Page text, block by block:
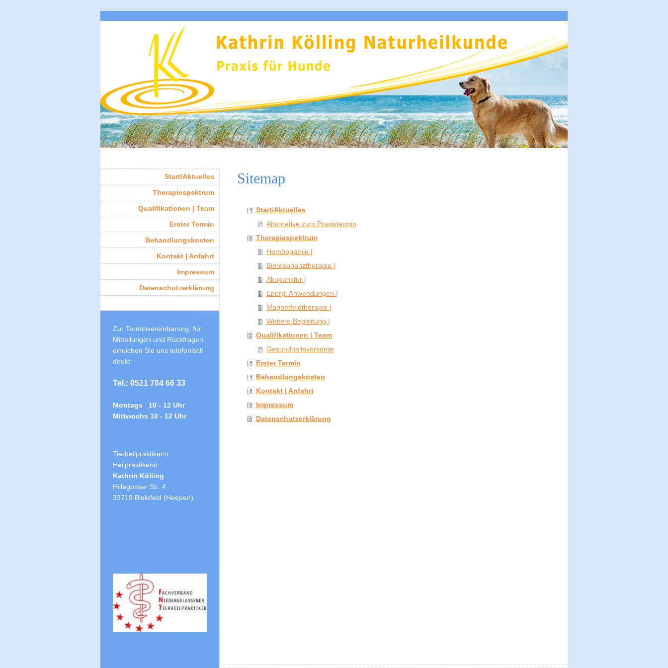
Sitemap
Start/Aktuelles
Alternative zum Praxistermin
Therapiespektrum
Homöopathie |
Bioresonanztherapie |
Akupunktur |
Energ. Anwendungen |
Magnetfeldtherapie |
Weitere Begleitung |
Qualifikationen | Team
Gesundheitsvorsorge
Erster Termin
Behandlungskosten
Kontakt | Anfahrt
Impressum
Datenschutzerklärung
Start/Aktuelles
Therapiespektrum
Qualifikationen | Team
Erster Termin
Behandlungskosten
Kontakt | Anfahrt
Impressum
Datenschutzerklärung
Zur Terminvereinbarung, für
Mitteilungen und Rückfragen
erreichen Sie uns telefonisch
direkt:
Tel.: 0521 784 66 33
Montags 10 - 12 Uhr
Mittwochs 10 - 12 Uhr
Tierheilpraktikerin
Heilpraktikerin
Kathrin Kölling
Hillegosser Str. 4
33719 Bielefeld (Heepen)